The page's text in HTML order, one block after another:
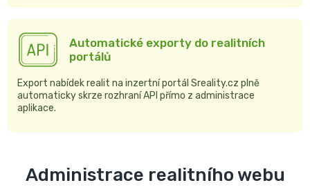
Automatické exporty do realitních
portálů
Export nabídek realit na inzertní portál Sreality.cz plně
automaticky skrze rozhraní API přímo z administrace
aplikace.
Administrace realitního webu